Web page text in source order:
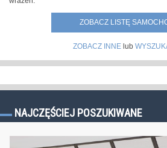
ZOBACZ LISTĘ
ZOBACZ INNElub
NAJCZĘŚCIEJ POSZUKIWANE